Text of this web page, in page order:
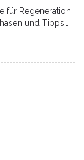
für Regeneration
und Tipps